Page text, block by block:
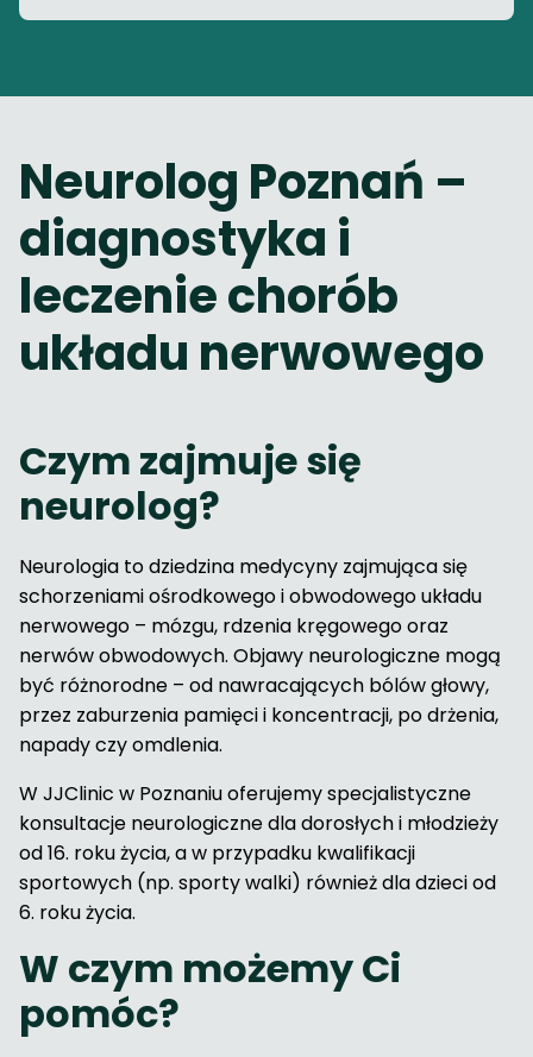
Neurolog Poznań –
diagnostyka i
leczenie chorób
układu nerwowego
Czym zajmuje się
neurolog?
Neurologia to dziedzina medycyny zajmująca się
schorzeniami ośrodkowego i obwodowego układu
nerwowego – mózgu, rdzenia kręgowego oraz
nerwów obwodowych. Objawy neurologiczne mogą
być różnorodne – od nawracających bólów głowy,
przez zaburzenia pamięci i koncentracji, po drżenia,
napady czy omdlenia.
W JJClinic w Poznaniu oferujemy specjalistyczne
konsultacje neurologiczne dla dorosłych i młodzieży
od 16. roku życia, a w przypadku kwalifikacji
sportowych (np. sporty walki) również dla dzieci od
6. roku życia.
W czym możemy Ci
pomóc?